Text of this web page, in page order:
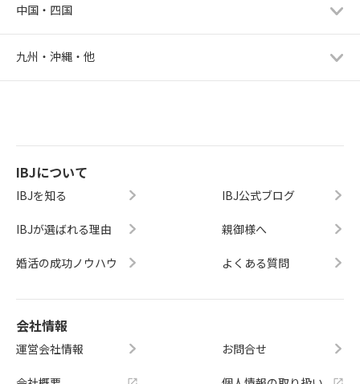
中国・四国
九州・沖縄・他
IBJについて
IBJを知る
IBJが選ばれる理由
婚活の成功ノウハウ
IBJ公式ブログ
親御様へ
よくある質問
会社情報
運営会社情報 お問合せ